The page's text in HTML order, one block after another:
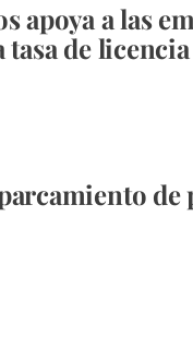
apoya a las
de
de